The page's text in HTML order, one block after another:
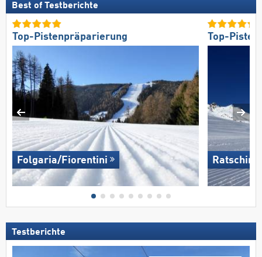
Best of Testberichte
Top-Pistenpräparierung
Folgaria/​Fiorentini
Top-
Testberichte